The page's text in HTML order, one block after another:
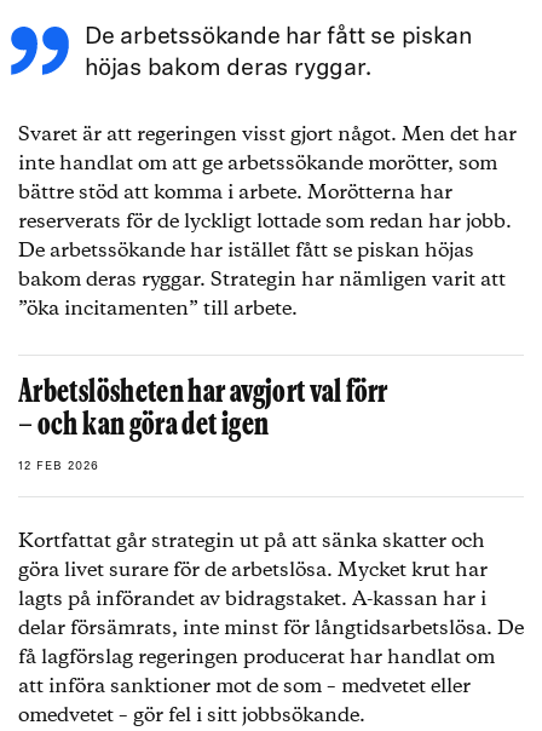
De arbetssökande har fått se piskan
höjas bakom deras ryggar.
Svaret är att regeringen visst gjort något. Men det har
inte handlat om att ge arbetssökande morötter, som
bättre stöd att komma i arbete. Morötterna har
reserverats för de lyckligt lottade som redan har jobb.
De arbetssökande har istället fått se piskan höjas
bakom deras ryggar. Strategin har nämligen varit att
”öka incitamenten” till arbete.
Arbetslösheten har avgjort val förr
– och kan göra det igen
12 FEB 2026
Kortfattat går strategin ut på att sänka skatter och
göra livet surare för de arbetslösa. Mycket krut har
lagts på införandet av bidragstaket. A-kassan har i
delar försämrats, inte minst för långtidsarbetslösa. De
få lagförslag regeringen producerat har handlat om
att införa sanktioner mot de som – medvetet eller
omedvetet – gör fel i sitt jobbsökande.